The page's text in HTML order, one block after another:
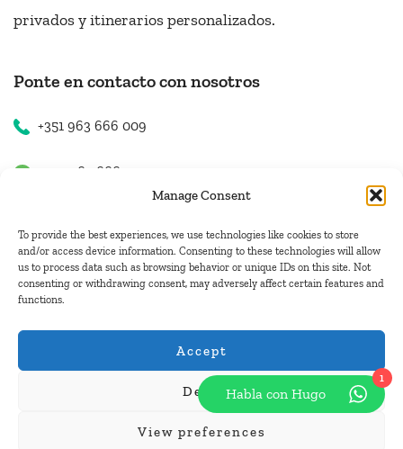
Manage Consent
To provide the best experiences, we use technologies like cookies to store
and/or access device information. Consenting to these technologies will allow
us to process data such as browsing behavior or unique IDs on this site. Not
consenting or withdrawing consent, may adversely affect certain features and
functions.
Accept
Deny
View preferences
privados y itinerarios personalizados.
Ponte en contacto con nosotros
+351 963 666 009
+351 963 666 009
Contacto
1
Habla con Hugo